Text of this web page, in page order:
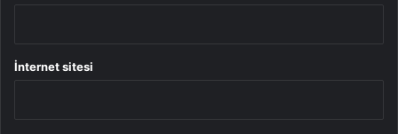
İnternet sitesi